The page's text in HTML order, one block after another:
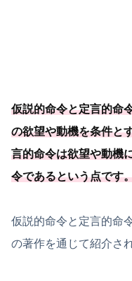
仮説的命令と定言的命
の欲望や動機を条件と
言的命令は欲望や動機
令であるという点です
仮説的命令と定言的命
の著作を通じて紹介さ